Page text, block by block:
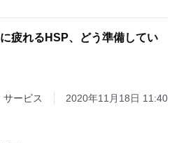
疲れるHSP、どう準備してい
サービス 2020年11月18日 11:40